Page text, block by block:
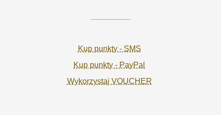
Kup punkty - SMS
Kup punkty - PayPal
Wykorzystaj VOUCHER